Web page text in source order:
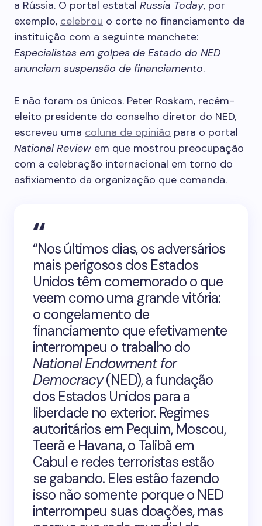
a Rússia. O portal estatal Russia Today, por
exemplo, celebrou o corte no financiamento da
instituição com a seguinte manchete:
Especialistas em golpes de Estado do NED
anunciam suspensão de financiamento.
E não foram os únicos. Peter Roskam, recém-
eleito presidente do conselho diretor do NED,
escreveu uma coluna de opinião para o portal
National Review em que mostrou preocupação
com a celebração internacional em torno do
asfixiamento da organização que comanda.
“Nos últimos dias, os adversários
mais perigosos dos Estados
Unidos têm comemorado o que
veem como uma grande vitória:
o congelamento de
financiamento que efetivamente
interrompeu o trabalho do
National Endowment for
Democracy(NED), a fundação
dos Estados Unidos para a
liberdade no exterior. Regimes
autoritários em Pequim, Moscou,
Teerã e Havana, o Talibã em
Cabul e redes terroristas estão
se gabando. Eles estão fazendo
isso não somente porque o NED
interrompeu suas doações, mas